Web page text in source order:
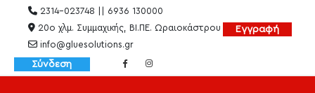
2314-023748 || 6936 130000
20ο χλμ. Συμμαχικής, ΒΙ.ΠΕ. Ωραιοκάστρου
info@gluesolutions.gr
Εγγραφή
Σύνδεση